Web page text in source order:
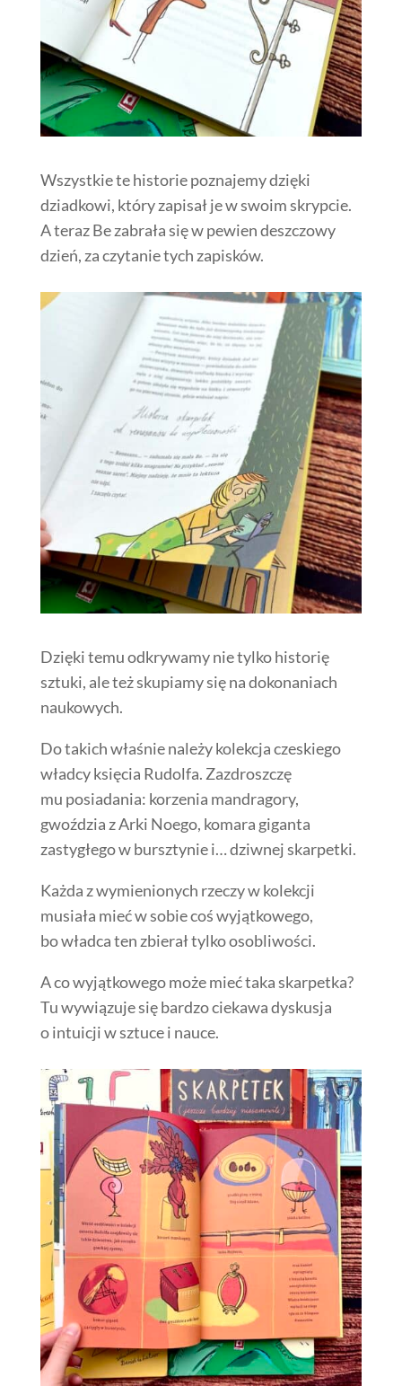
Wszystkie te historie poznajemy dzięki
dziadkowi, który zapisał je w swoim skrypcie.
A teraz Be zabrała się w pewien deszczowy
dzień, za czytanie tych zapisków.
Dzięki temu odkrywamy nie tylko historię
sztuki, ale też skupiamy się na dokonaniach
naukowych.
Do takich właśnie należy kolekcja czeskiego
władcy księcia Rudolfa. Zazdroszczę
mu posiadania: korzenia mandragory,
gwoździa z Arki Noego, komara giganta
zastygłego w bursztynie i… dziwnej skarpetki.
Każda z wymienionych rzeczy w kolekcji
musiała mieć w sobie coś wyjątkowego,
bo władca ten zbierał tylko osobliwości.
A co wyjątkowego może mieć taka skarpetka?
Tu wywiązuje się bardzo ciekawa dyskusja
o intuicji w sztuce i nauce.